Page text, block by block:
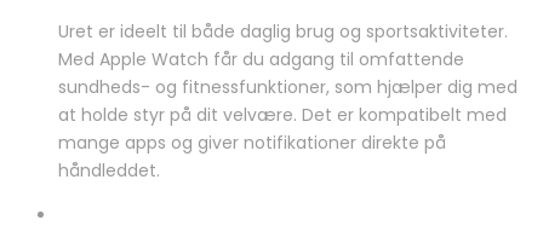
Uret er ideelt til både daglig brug og sportsaktiviteter.
Med Apple Watch får du adgang til omfattende
sundheds- og fitnessfunktioner, som hjælper dig med
at holde styr på dit velvære. Det er kompatibelt med
mange apps og giver notifikationer direkte på
håndleddet.